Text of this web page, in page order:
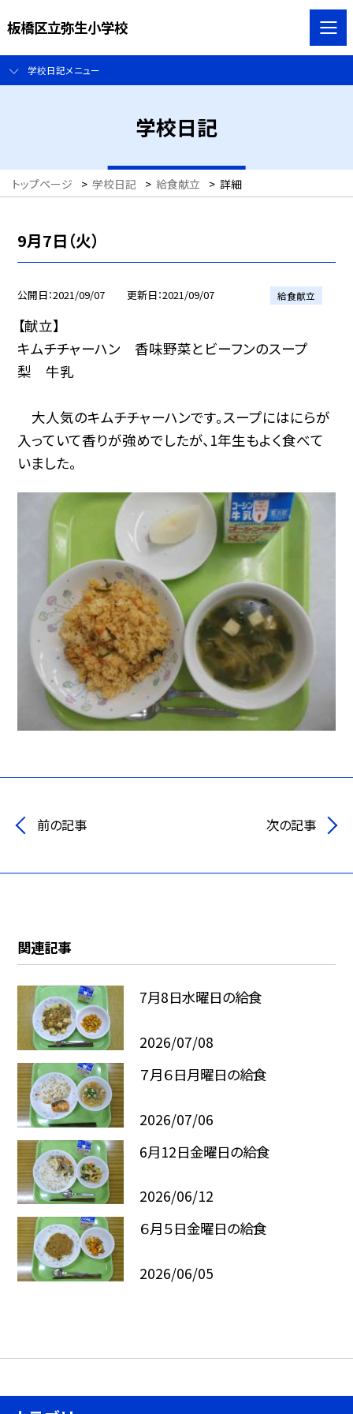
板橋区立弥生小学校
学校日記メニュー
学校日記
トップページ > 学校日記 > 給食献立 > 詳細
9月7日（火）
公開日 2021/09/07 更新日 2021/09/07 給食献立
【献立】
キムチチャーハン 香味野菜とビーフンのスープ
梨 牛乳
大人気のキムチチャーハンです。スープにはにらが
入っていて香りが強めでしたが、1年生もよく食べて
いました。
前の記事 次の記事
関連記事
7月8日水曜日の給食
2026/07/08
７月６日月曜日の給食
2026/07/06
6月12日金曜日の給食
2026/06/12
６月５日金曜日の給食
2026/06/05